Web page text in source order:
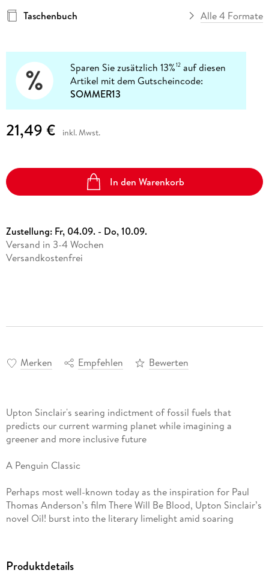
Taschenbuch
Alle 4 Formate
Sparen Sie zusätzlich 13%12 auf diesen
Artikel mit dem Gutscheincode:
SOMMER13
21,49 € inkl. Mwst.
In den Warenkorb
Zustellung: Fr, 04.09. - Do, 10.09.
Versand in 3-4 Wochen
Versandkostenfrei
Merken Empfehlen Bewerten
Upton Sinclair's searing indictment of fossil fuels that
predicts our current warming planet while imagining a
greener and more inclusive future
A Penguin Classic
Perhaps most well-known today as the inspiration for Paul
Thomas Anderson’s film There Will Be Blood, Upton Sinclair’s
novel Oil! burst into the literary limelight amid soaring
fossil energy ever printed; and while anticipating how fossil
Produktdetails